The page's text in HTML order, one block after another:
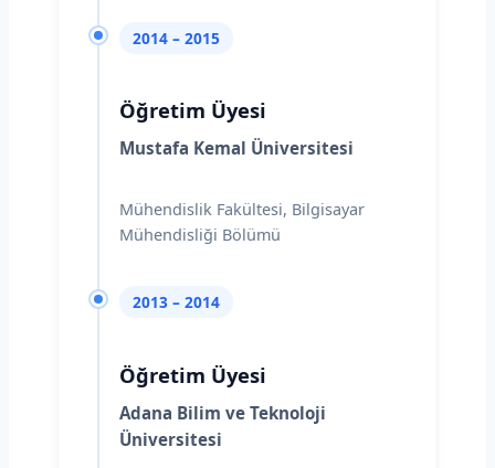
2014 – 2015
Öğretim Üyesi
Mustafa Kemal Üniversitesi
Mühendislik Fakültesi, Bilgisayar
Mühendisliği Bölümü
2013 – 2014
Öğretim Üyesi
Adana Bilim ve Teknoloji
Üniversitesi